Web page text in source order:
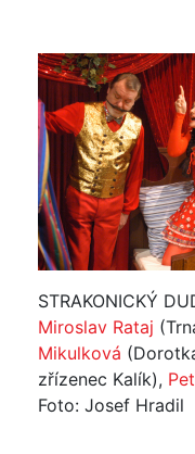
STRAKONICKÝ
Miroslav Rataj
Mikulková
zřízenec Kalík),
Foto: Josef Hradil